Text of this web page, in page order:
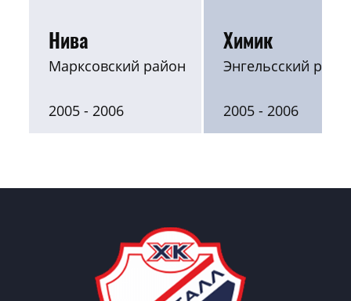
Нива
Марксовский район
2005 - 2006
Химик
Энгельсский
2005 - 2006